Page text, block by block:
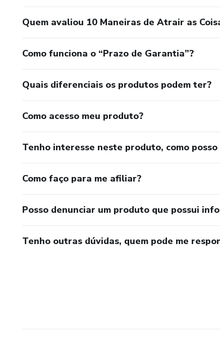
Quem avaliou 10 Maneiras de Atrair as
Como funciona o “Prazo de Garantia”?
Quais diferenciais os produtos podem ter?
Como acesso meu produto?
Tenho interesse neste produto, como posso
Como faço para me afiliar?
Posso denunciar um produto que possui
Tenho outras dúvidas, quem pode me